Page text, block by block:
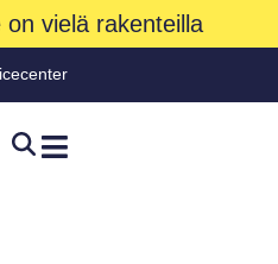
vielä rakenteilla